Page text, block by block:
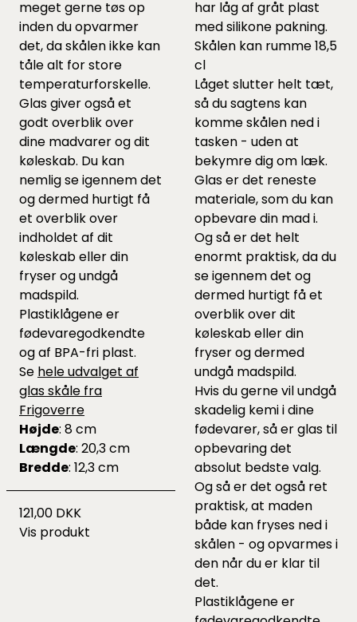
meget gerne tøs op
inden du opvarmer
det, da skålen ikke kan
tåle alt for store
temperaturforskelle.
Glas giver også et
godt overblik over
dine madvarer og dit
køleskab. Du kan
nemlig se igennem det
og dermed hurtigt få
et overblik over
indholdet af dit
køleskab eller din
fryser og undgå
madspild.
Plastiklågene er
fødevaregodkendte
og af BPA-fri plast.
Se hele udvalget af
glas skåle fra
Frigoverre
Højde: 8 cm
Længde: 20,3 cm
Bredde: 12,3 cm
121,00 DKK
Vis produkt
har låg af gråt plast
med silikone pakning.
Skålen kan rumme 18,5
cl
Låget slutter helt tæt,
så du sagtens kan
komme skålen ned i
tasken - uden at
bekymre dig om læk.
Glas er det reneste
materiale, som du kan
opbevare din mad i.
Og så er det helt
enormt praktisk, da du
se igennem det og
dermed hurtigt få et
overblik over dit
køleskab eller din
fryser og dermed
undgå madspild.
Hvis du gerne vil undgå
skadelig kemi i dine
fødevarer, så er glas til
opbevaring det
absolut bedste valg.
Og så er det også ret
praktisk, at maden
både kan fryses ned i
skålen - og opvarmes i
den når du er klar til
det.
Plastiklågene er